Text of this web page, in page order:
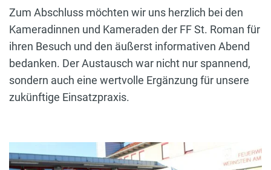
Zum Abschluss möchten wir uns herzlich bei den
Kameradinnen und Kameraden der FF St. Roman für
ihren Besuch und den äußerst informativen Abend
bedanken. Der Austausch war nicht nur spannend,
sondern auch eine wertvolle Ergänzung für unsere
zukünftige Einsatzpraxis.